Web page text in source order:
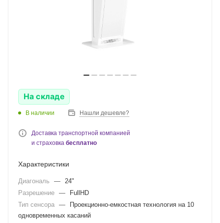
На складе
В наличии Нашли дешевле?
Доставка транспортной компанией
и страховка бесплатно
Характеристики
Диагональ — 24"
Разрешение —
FullHD
Тип сенсора —
Проекционно-емкостная технология на 10
одновременных касаний